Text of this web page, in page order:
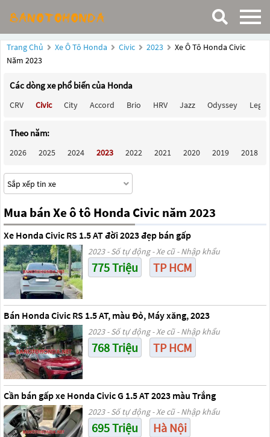
Trang Chủ Xe Ô Tô Honda Civic 2023
Xe Ô Tô Honda Civic
Năm 2023
Các dòng xe phổ biến của Honda
CRV Civic City Accord Brio HRV Jazz Odyssey
Theo năm:
2026 2025 2024 2023 2022 2021 2020 2019 2018
Mua bán Xe ô tô Honda Civic năm 2023
Xe Honda Civic RS 1.5 AT đời 2023 đẹp bán gấp
2023 - Số tự động - Xe cũ - Nhập khẩu
775 Triệu TP HCM
Bán Honda Civic RS 1.5 AT, màu Đỏ, Máy xăng, 2023
2023 - Số tự động - Xe cũ - Nhập khẩu
768 Triệu TP HCM
Cần bán gấp xe Honda Civic G 1.5 AT 2023 màu Trắng
2023 - Số tự động - Xe cũ - Nhập khẩu
695 Triệu Hà Nội